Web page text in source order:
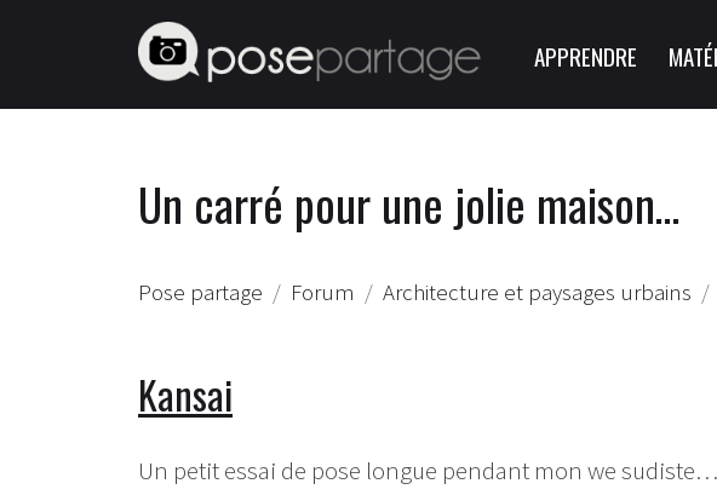
APPRENDRE
Un carré pour une jolie maison…
Pose partage Forum Architecture et paysages urbains
Kansai
Un petit essai de pose longue pendant mon we sudiste…